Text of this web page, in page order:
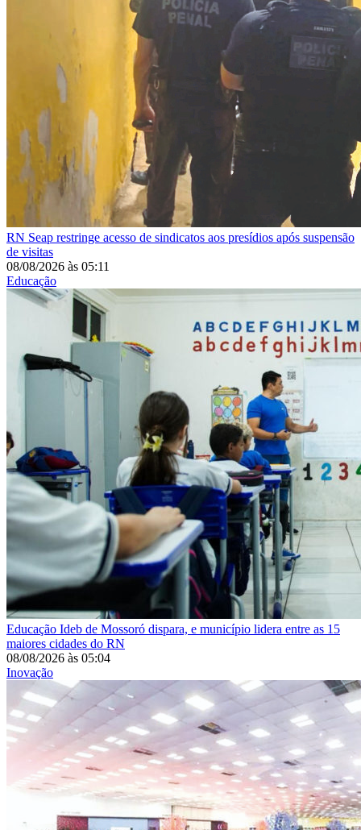
RN Seap restringe acesso de sindicatos aos presídios após suspensão
de visitas
08/08/2026 às 05:11
Educação
Educação Ideb de Mossoró dispara, e município lidera entre as 15
maiores cidades do RN
08/08/2026 às 05:04
Inovação